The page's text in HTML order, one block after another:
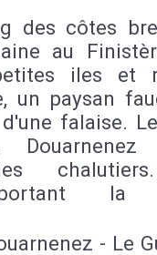
des côtes
au
iles et
un paysan
falaise.
portant la
- Le